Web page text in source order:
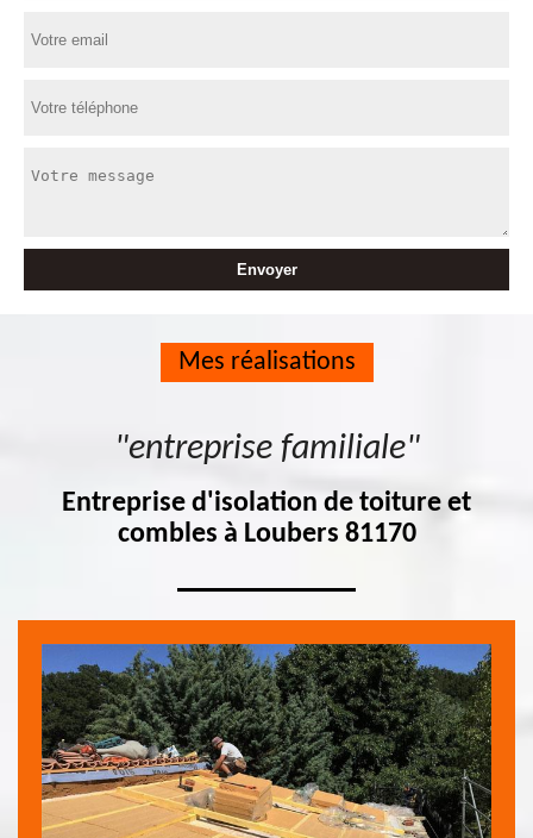
Mes réalisations
"entreprise familiale"
Entreprise d'isolation de toiture et
combles à Loubers 81170